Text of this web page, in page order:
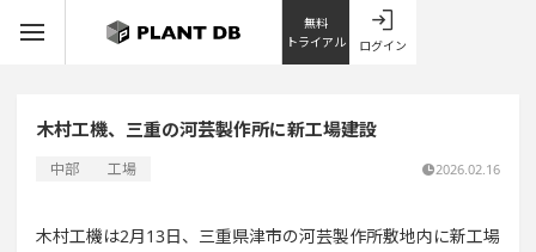
無料
トライアル
ログイン
木村工機、三重の河芸製作所に新工場建設
中部 工場 2026.02.16
木村工機は2月13日、三重県津市の河芸製作所敷地内に新工場